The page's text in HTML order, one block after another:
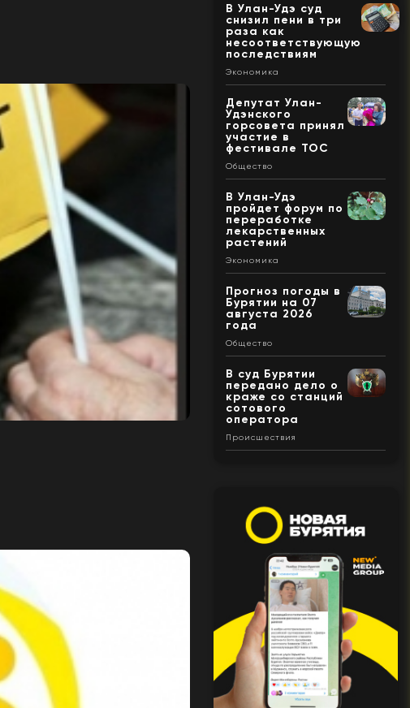
В Улан-Удэ суд
снизил пени в три
раза как
несоответствующую
последствиям
Экономика
Депутат Улан-
Удэнского
горсовета принял
участие в
фестивале ТОС
Общество
В Улан-Удэ
пройдет форум по
переработке
лекарственных
растений
Экономика
Прогноз погоды в
Бурятии на 07
августа 2026
года
Общество
В суд Бурятии
передано дело о
краже со станций
сотового
оператора
Происшествия